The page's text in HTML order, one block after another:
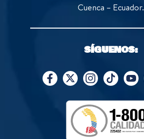
Cuenca – Ecuador.
SÍGUENOS: